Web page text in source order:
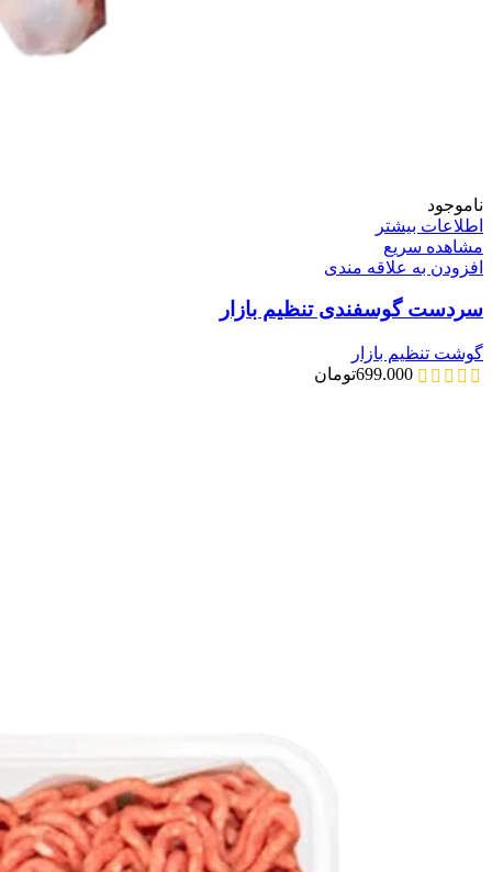
ناموجود
اطلاعات بیشتر
مشاهده سریع
افزودن به علاقه مندی
سردست گوسفندی تنظیم بازار
گوشت تنظیم بازار
699.000تومان